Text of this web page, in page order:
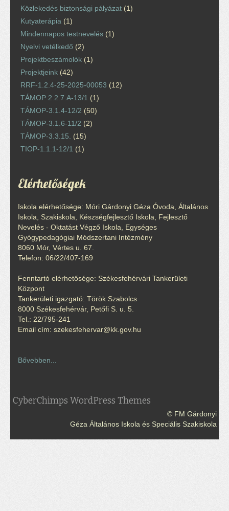
Közlekedés biztonsági pályázat (1)
Kutyaterápia (1)
Mindennapos testnevelés (1)
Nyelvi vetélkedő (2)
Projektbeszámolók (1)
Projektjeink (42)
RRF-1.2.4-25-2025-00053 (12)
TÁMOP 2.2.7.A-13/1 (1)
TÁMOP-3.1.4-12/2 (50)
TÁMOP-3.1.6-11/2 (2)
TÁMOP-3.3.15.
(15)
TIOP-1.1.1-12/1 (1)
Elérhetőségek
Iskola elérhetősége: Móri Gárdonyi Géza Óvoda, Általános
Iskola, Szakiskola, Készségfejlesztő Iskola, Fejlesztő
Nevelés - Oktatást Végző Iskola, Egységes
Gyógypedagógiai Módszertani Intézmény
8060 Mór, Vértes u. 67.
Telefon: 06/22/407-169
Fenntartó elérhetősége: Székesfehérvári Tankerületi
Központ
Tankerületi igazgató: Török Szabolcs
8000 Székesfehérvár, Petőfi S. u. 5.
Tel.: 22/795-241
Email cím: szekesfehervar@kk.gov.hu
Bővebben...
CyberChimps WordPress Themes
© FM Gárdonyi
Géza Általános Iskola és Speciális Szakiskola